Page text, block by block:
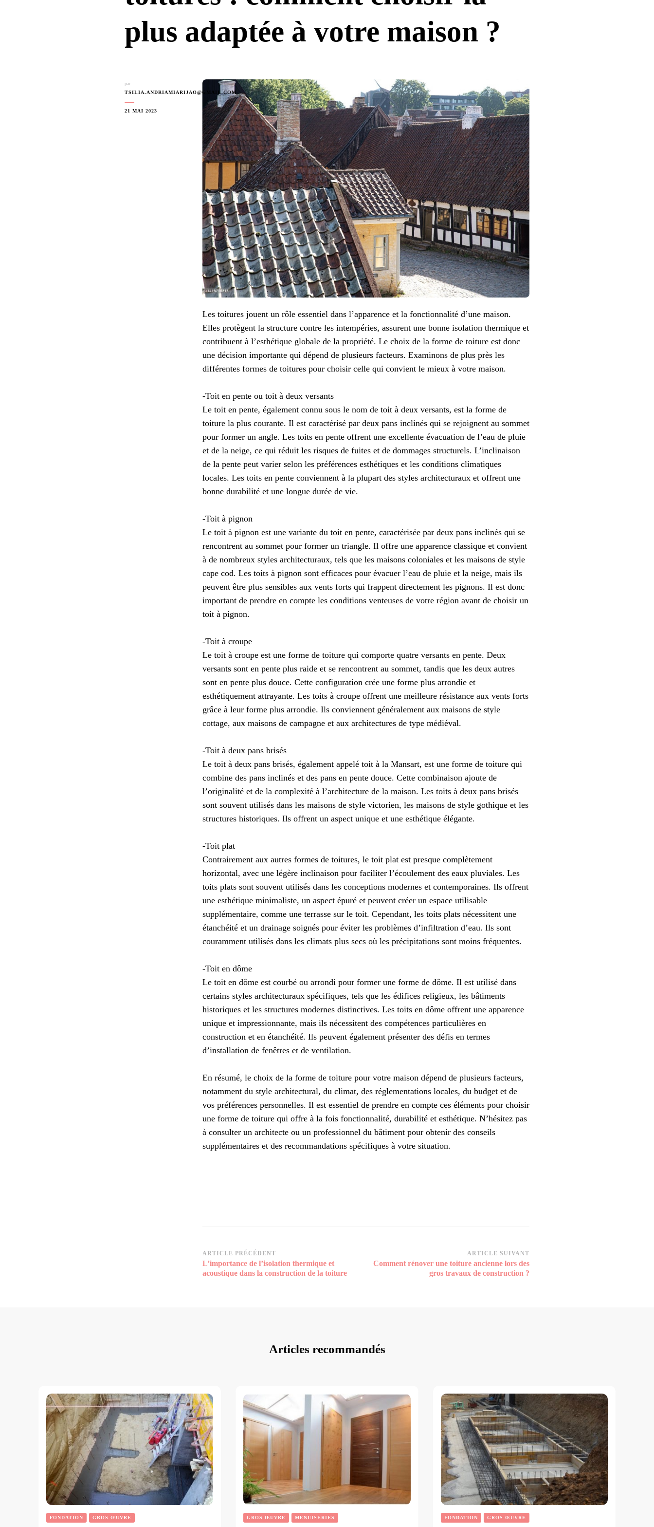
plus adaptée à votre maison ?
par
TSILIA.ANDRIAMIARIJAO@GMAIL.COM
21 MAI 2023
Les toitures jouent un rôle essentiel dans l’apparence et la fonctionnalité d’une maison.
Elles protègent la structure contre les intempéries, assurent une bonne isolation thermique et
contribuent à l’esthétique globale de la propriété. Le choix de la forme de toiture est donc
une décision importante qui dépend de plusieurs facteurs. Examinons de plus près les
différentes formes de toitures pour choisir celle qui convient le mieux à votre maison.
-Toit en pente ou toit à deux versants
Le toit en pente, également connu sous le nom de toit à deux versants, est la forme de
toiture la plus courante. Il est caractérisé par deux pans inclinés qui se rejoignent au sommet
pour former un angle. Les toits en pente offrent une excellente évacuation de l’eau de pluie
et de la neige, ce qui réduit les risques de fuites et de dommages structurels. L’inclinaison
de la pente peut varier selon les préférences esthétiques et les conditions climatiques
locales. Les toits en pente conviennent à la plupart des styles architecturaux et offrent une
bonne durabilité et une longue durée de vie.
-Toit à pignon
Le toit à pignon est une variante du toit en pente, caractérisée par deux pans inclinés qui se
rencontrent au sommet pour former un triangle. Il offre une apparence classique et convient
à de nombreux styles architecturaux, tels que les maisons coloniales et les maisons de style
cape cod. Les toits à pignon sont efficaces pour évacuer l’eau de pluie et la neige, mais ils
peuvent être plus sensibles aux vents forts qui frappent directement les pignons. Il est donc
important de prendre en compte les conditions venteuses de votre région avant de choisir un
toit à pignon.
-Toit à croupe
Le toit à croupe est une forme de toiture qui comporte quatre versants en pente. Deux
versants sont en pente plus raide et se rencontrent au sommet, tandis que les deux autres
sont en pente plus douce. Cette configuration crée une forme plus arrondie et
esthétiquement attrayante. Les toits à croupe offrent une meilleure résistance aux vents forts
grâce à leur forme plus arrondie. Ils conviennent généralement aux maisons de style
cottage, aux maisons de campagne et aux architectures de type médiéval.
-Toit à deux pans brisés
Le toit à deux pans brisés, également appelé toit à la Mansart, est une forme de toiture qui
combine des pans inclinés et des pans en pente douce. Cette combinaison ajoute de
l’originalité et de la complexité à l’architecture de la maison. Les toits à deux pans brisés
sont souvent utilisés dans les maisons de style victorien, les maisons de style gothique et les
structures historiques. Ils offrent un aspect unique et une esthétique élégante.
-Toit plat
Contrairement aux autres formes de toitures, le toit plat est presque complètement
horizontal, avec une légère inclinaison pour faciliter l’écoulement des eaux pluviales. Les
toits plats sont souvent utilisés dans les conceptions modernes et contemporaines. Ils offrent
une esthétique minimaliste, un aspect épuré et peuvent créer un espace utilisable
supplémentaire, comme une terrasse sur le toit. Cependant, les toits plats nécessitent une
étanchéité et un drainage soignés pour éviter les problèmes d’infiltration d’eau. Ils sont
couramment utilisés dans les climats plus secs où les précipitations sont moins fréquentes.
-Toit en dôme
Le toit en dôme est courbé ou arrondi pour former une forme de dôme. Il est utilisé dans
certains styles architecturaux spécifiques, tels que les édifices religieux, les bâtiments
historiques et les structures modernes distinctives. Les toits en dôme offrent une apparence
unique et impressionnante, mais ils nécessitent des compétences particulières en
construction et en étanchéité. Ils peuvent également présenter des défis en termes
d’installation de fenêtres et de ventilation.
En résumé, le choix de la forme de toiture pour votre maison dépend de plusieurs facteurs,
notamment du style architectural, du climat, des réglementations locales, du budget et de
vos préférences personnelles. Il est essentiel de prendre en compte ces éléments pour choisir
une forme de toiture qui offre à la fois fonctionnalité, durabilité et esthétique. N’hésitez pas
à consulter un architecte ou un professionnel du bâtiment pour obtenir des conseils
supplémentaires et des recommandations spécifiques à votre situation.
Navigation
d’article
ARTICLE PRÉCÉDENT
L’importance de l’isolation thermique et
acoustique dans la construction de la toiture
ARTICLE SUIVANT
Comment rénover une toiture ancienne lors des
gros travaux de construction ?
Articles recommandés
FONDATION GROS ŒUVRE GROS ŒUVRE MENUISERIES FONDATION GROS ŒUVRE